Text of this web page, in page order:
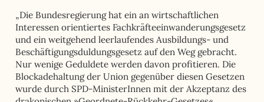
„Die Bundesregierung hat ein an wirtschaftlichen
Interessen orientiertes Fachkräfteeinwanderungsgesetz
und ein weitgehend leerlaufendes Ausbildungs- und
Beschäftigungsduldungsgesetz auf den Weg gebracht.
Nur wenige Geduldete werden davon profitieren. Die
Blockadehaltung der Union gegenüber diesen Gesetzen
wurde durch SPD-MinisterInnen mit der Akzeptanz des